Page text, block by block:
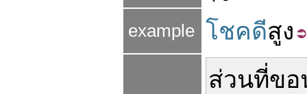
example โชคดีสูง
ส่วนที่ขอ